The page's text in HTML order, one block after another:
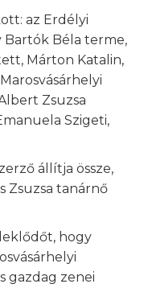
az Erdélyi
Bartók Béla terme,
Márton Katalin,
Zsuzsa
Szigeti,
állítja össze,
Zsuzsa tanárnő
hogy
gazdag zenei